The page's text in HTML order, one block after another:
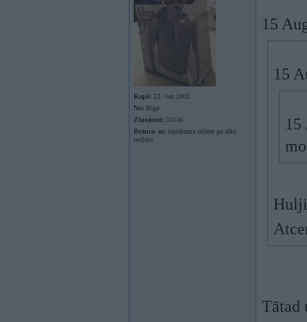
Kopš: 22. Jun 2002
No: Rīga
Ziņojumi: 31536
Braucu ar: iepirkuma ratiem pa alko
outletu
15
15
15
Tātad